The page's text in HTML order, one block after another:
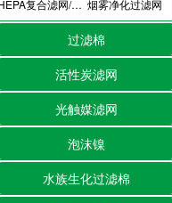
复合滤网/hepa滤芯 烟雾净化过滤网
过滤棉
活性炭滤网
光触媒滤网
泡沫镍
水族生化过滤棉